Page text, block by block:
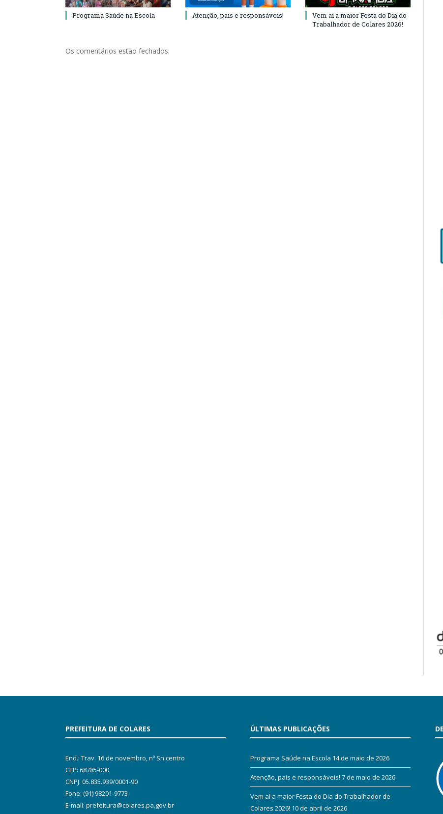
Programa Saúde na Escola Atenção, pais e responsáveis!
Vem aí a maior Festa do Dia do
Trabalhador de Colares 2026!
Os comentários estão fechados.
PREFEITURA DE COLARES
End.: Trav. 16 de novembro, nº Sn centro
CEP: 68785-000
CNPJ: 05.835.939/0001-90
Fone: (91) 98201-9773
E-mail: prefeitura@colares.pa.gov.br
ÚLTIMAS PUBLICAÇÕES
Programa Saúde na Escola 14 de maio de 2026
Atenção, pais e responsáveis! 7 de maio de 2026
Vem aí a maior Festa do Dia do Trabalhador de
Colares 2026! 10 de abril de 2026